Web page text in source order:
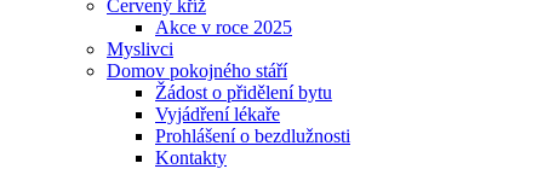
Červený kříž
Akce v roce 2025
Myslivci
Domov pokojného stáří
Žádost o přidělení bytu
Vyjádření lékaře
Prohlášení o bezdlužnosti
Kontakty